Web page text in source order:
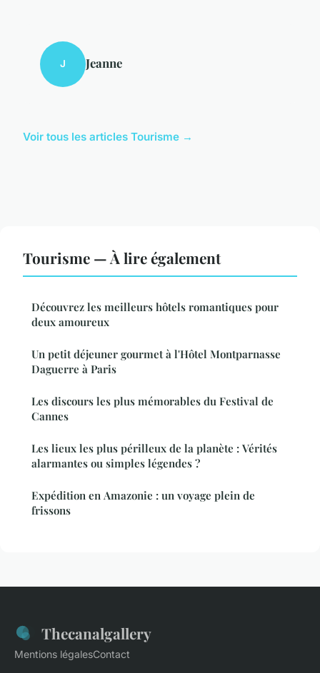
J Jeanne
Voir tous les articles Tourisme →
Tourisme — À lire également
Découvrez les meilleurs hôtels romantiques pour
deux amoureux
Un petit déjeuner gourmet à l'Hôtel Montparnasse
Daguerre à Paris
Les discours les plus mémorables du Festival de
Cannes
Les lieux les plus périlleux de la planète : Vérités
alarmantes ou simples légendes ?
Expédition en Amazonie : un voyage plein de
frissons
Thecanalgallery
Mentions légalesContact